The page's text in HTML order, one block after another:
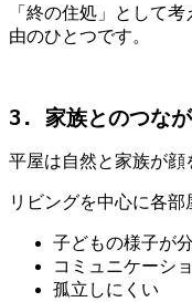
「終の住処」として
由のひとつです。
3. 家族とのつな
平屋は自然と家族が顔
リビングを中心に各部
子どもの様子が
コミュニケーシ
孤立しにくい